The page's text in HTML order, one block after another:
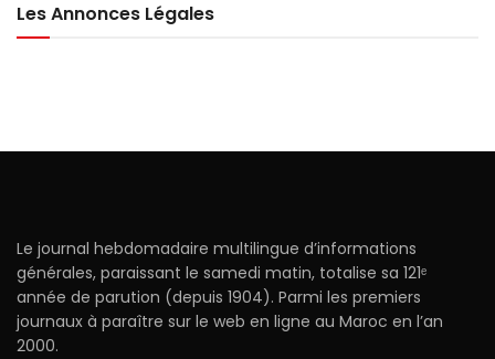
Les Annonces Légales
Le journal hebdomadaire multilingue d’informations
générales, paraissant le samedi matin, totalise sa 121ᵉ
année de parution (depuis 1904). Parmi les premiers
journaux à paraître sur le web en ligne au Maroc en l’an
2000.